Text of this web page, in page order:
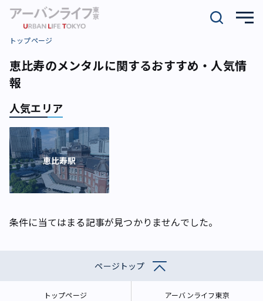
トップページ
恵比寿のメンタルに関するおすすめ・人気情
報
人気エリア
恵比寿駅
条件に当てはまる記事が見つかりませんでした。
ページトップ
トップページ アーバンライフ東京